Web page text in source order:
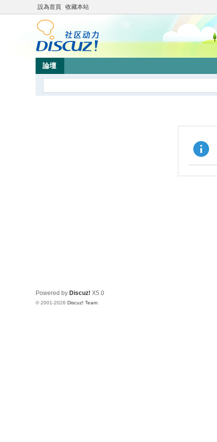
設為首頁 收藏本站
論壇
Powered by Discuz! X5.0
© 2001-2026 Discuz! Team